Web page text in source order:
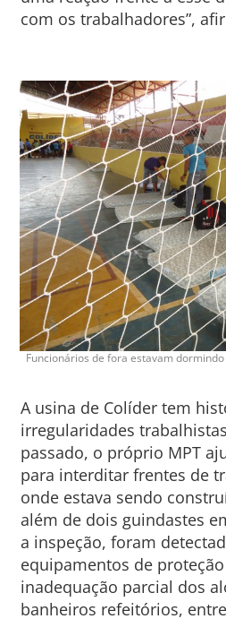
com os trabalhadores”,
Funcionários de fora estavam
A usina de Colíder tem
irregularidades
passado, o próprio MPT
para interditar frentes de
onde estava sendo
além de dois guindastes
a inspeção, foram
equipamentos de
inadequação parcial dos
banheiros refeitórios,